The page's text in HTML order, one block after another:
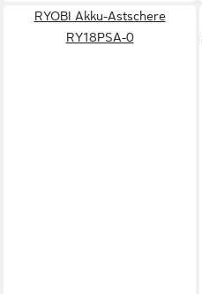
RYOBI Akku-Astschere
RY18PSA-0